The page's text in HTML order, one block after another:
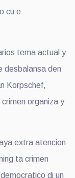
cu e
tema actual y
desbalansa den
Korpschef,
organiza y
extra atencion
ta crimen
di un